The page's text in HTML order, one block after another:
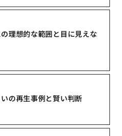
理想的な範囲と目に見えな
の再生事例と賢い判断